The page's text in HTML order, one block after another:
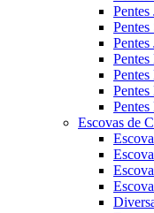
Pentes
Pentes
Pentes
Pentes
Escovas de